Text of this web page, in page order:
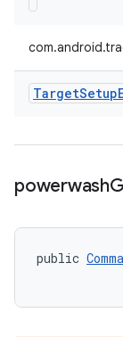
TargetSetup
powerwash
public